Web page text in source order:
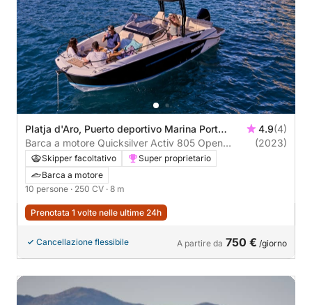
Platja d'Aro, Puerto deportivo Marina Port
d'Aro
4.9(4)
Barca a motore Quicksilver Activ 805 Open
250CV
(2023)
Skipper facoltativo
Super proprietario
Barca a motore
10 persone · 250 CV · 8 m
Prenotata 1 volte nelle ultime 24h
Cancellazione flessibile A partire da 750 € /giorno